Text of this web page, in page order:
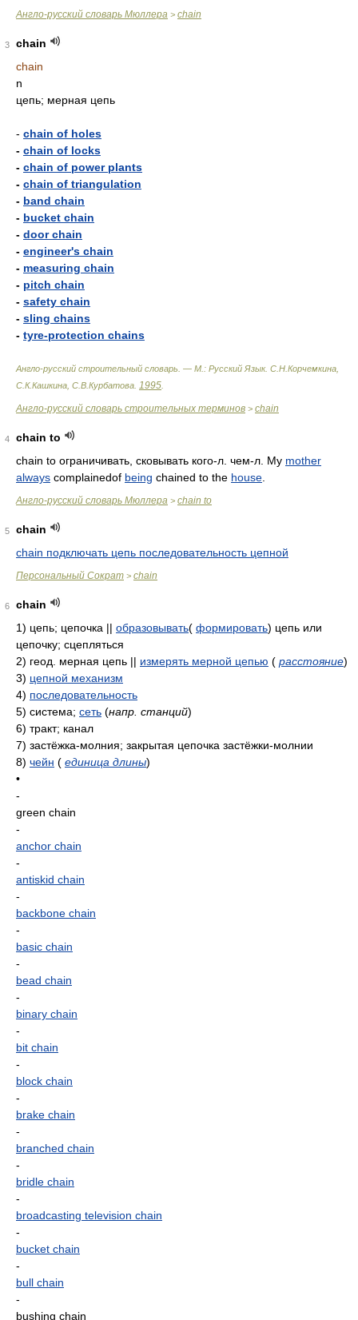
Англо-русский словарь Мюллера > chain
3
chain
chain
n
цепь; мерная цепь
- chain of holes
- chain of locks
- chain of power plants
- chain of triangulation
- band chain
- bucket chain
- door chain
- engineer's chain
- measuring chain
- pitch chain
- safety chain
- sling chains
- tyre-protection chains
Англо-русский строительный словарь. — М.: Русский Язык. С.Н.Корчемкина,
С.К.Кашкина, С.В.Курбатова 1995
Англо-русский словарь строительных терминов > chain
4
chain to
chain to ограничивать, сковывать кого-л. чем-л. My mother
always complainedof being chained to the house
Англо-русский словарь Мюллера > chain to
5
chain
chain подключать цепь последовательность цепной
Персональный Сократ > chain
6
chain
1) цепь; цепочка || образовывать( формировать) цепь или
цепочку; сцепляться
2) геод. мерная цепь || измерять мерной цепью ( расстояние)
3) цепной механизм
4) последовательность
5) система; сеть (напр. станций)
6) тракт; канал
7) застёжка-молния; закрытая цепочка застёжки-молнии
8) чейн ( единица длины)
•
-
green chain
-
anchor chain
-
antiskid chain
-
backbone chain
-
basic chain
-
bead chain
-
binary chain
-
bit chain
-
block chain
-
brake chain
-
branched chain
-
bridle chain
-
broadcasting television chain
-
bucket chain
-
bull chain
-
bushing chain